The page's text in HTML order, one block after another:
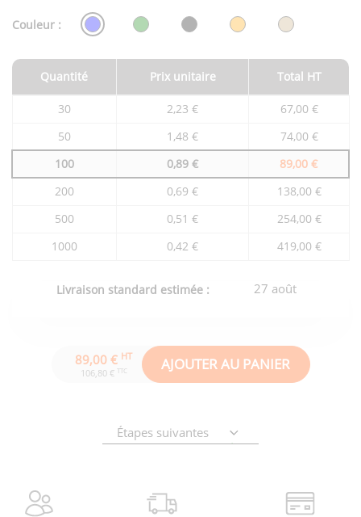
Couleur :
fonction
la
quantité
Quantité Prix unitaire Total HT
30 2,23 €
67,00 €
50
1,48 €
74,00 €
100
0,89 €
89,00 €
200
0,69 €
138,00 €
500
0,51 €
254,00 €
1000
0,42 € 419,00 €
Livraison standard estimée : 27 août
89,00 € HT
106,80 € TTC AJOUTER AU PANIER
Étapes suivantes